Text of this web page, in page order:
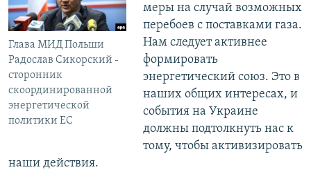
Глава МИД Польши
Радослав Сикорский -
сторонник
скоординированной
энергетической
политики ЕС
меры на случай возможных
перебоев с поставками газа.
Нам следует активнее
формировать
энергетический союз. Это в
наших общих интересах, и
события на Украине
должны подтолкнуть нас к
тому, чтобы активизировать
наши действия.